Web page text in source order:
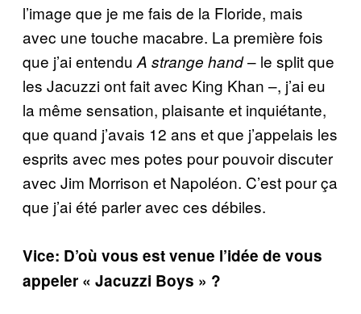
l’image que je me fais de la Floride, mais
avec une touche macabre. La première fois
que j’ai entendu A strange hand– le split que
les Jacuzzi ont fait avec King Khan –, j’ai eu
la même sensation, plaisante et inquiétante,
que quand j’avais 12 ans et que j’appelais les
esprits avec mes potes pour pouvoir discuter
avec Jim Morrison et Napoléon. C’est pour ça
que j’ai été parler avec ces débiles.
Vice: D’où vous est venue l’idée de vous
appeler « Jacuzzi Boys » ?